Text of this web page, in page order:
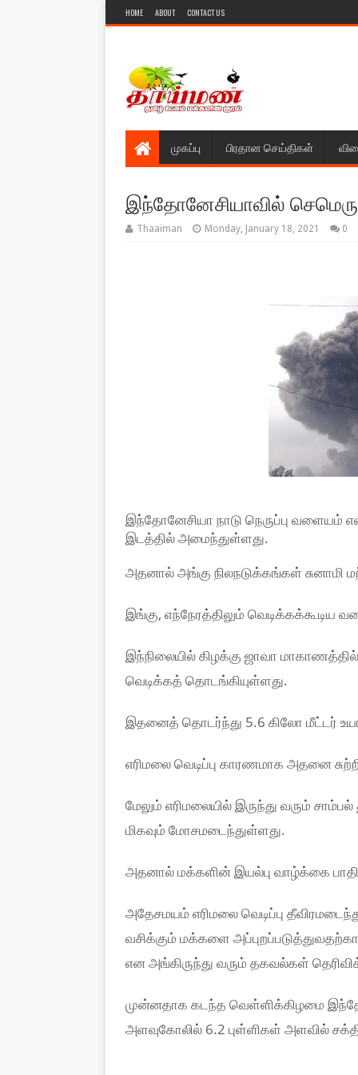
HOME ABOUT CONTACT US
முகப்பு பிரதான செய்திகள்
இந்தோனேசியாவில்
Thaaiman Monday, January 18, 2021 0
இந்தோனேசியா நாடு நெருப்பு வளையம்
இடத்தில் அமைந்துள்ளது.
அதனால் அங்கு நிலநடுக்கங்கள் சுனாமி
இங்கு, எந்நேரத்திலும் வெடிக்கக்கூடிய
இந்நிலையில் கிழக்கு ஜாவா
வெடிக்கத் தொடங்கியுள்ளது.
இதனைத் தொடர்ந்து 5.6 கிலோ மீட்டர்
எரிமலை வெடிப்பு காரணமாக அதனை
மேலும் எரிமலையில் இருந்து வரும்
மிகவும் மோசமடைந்துள்ளது.
அதனால் மக்களின் இயல்பு வாழ்க்கை
அதேசமயம் எரிமலை வெடிப்பு
வசிக்கும் மக்களை
என அங்கிருந்து வரும் தகவல்கள்
முன்னதாக கடந்த வெள்ளிக்கிழமை
அளவுகோலில் 6.2 புள்ளிகள் அளவில்